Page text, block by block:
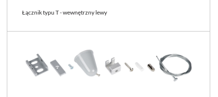
Łącznik typu T - wewnętrzny lewy